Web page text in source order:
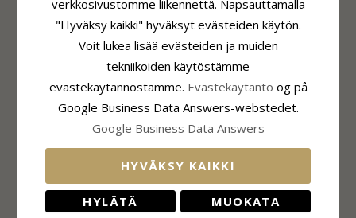
Tietoa CHANTISTA
CHANTI Club
Yhteystiedot
Sivuston eväste- ja yksityisyyskäytäntö
Suostumusasetukset
ASIAKASPALVELU
Sormuskoot
Blog
FAQs
verkkosivustomme liikennettä. Napsauttamalla
"Hyväksy kaikki" hyväksyt evästeiden käytön.
Voit lukea lisää evästeiden ja muiden
tekniikoiden käytöstämme
evästekäytännöstämme. Evästekäytäntö og på
Google Business Data Answers-webstedet.
Google Business Data Answers
HYVÄKSY KAIKKI
HYLÄTÄ MUOKATA